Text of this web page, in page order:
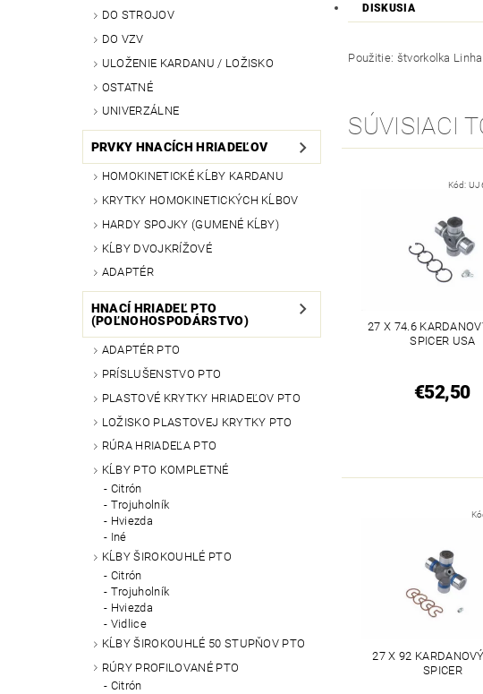
DO STROJOV
DO VZV
ULOŽENIE KARDANU / LOŽISKO
OSTATNÉ
UNIVERZÁLNE
PRVKY HNACÍCH HRIADEĽOV
HOMOKINETICKÉ KĹBY KARDANU
KRYTKY HOMOKINETICKÝCH KĹBOV
HARDY SPOJKY (GUMENÉ KĹBY)
KĹBY DVOJKRÍŽOVÉ
ADAPTÉR
HNACÍ HRIADEĽ PTO
(POĽNOHOSPODÁRSTVO)
ADAPTÉR PTO
PRÍSLUŠENSTVO PTO
PLASTOVÉ KRYTKY HRIADEĽOV PTO
LOŽISKO PLASTOVEJ KRYTKY PTO
RÚRA HRIADEĽA PTO
KĹBY PTO KOMPLETNÉ
Citrón
Trojuholník
Hviezda
Iné
KĹBY ŠIROKOUHLÉ PTO
Citrón
Trojuholník
Hviezda
Vidlice
KĹBY ŠIROKOUHLÉ 50 STUPŇOV PTO
RÚRY PROFILOVANÉ PTO
Citrón
DISKUSIA
Použitie: štvorkolka
SÚVISIACI
Kód:
27 X 74.6
SPICER USA
€52,50
27 X 92
SPICER